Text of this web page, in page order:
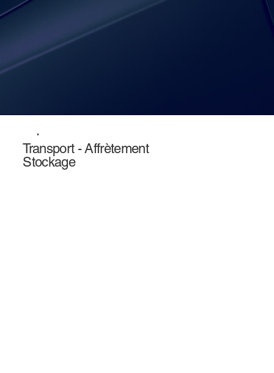
Transport - Affrètement
Stockage